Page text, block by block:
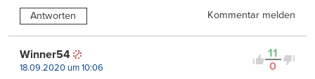
Antworten Kommentar melden
11
0
Winner54
18.09.2020 um 10:06